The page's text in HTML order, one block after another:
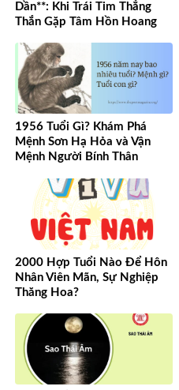
Dần**: Khi Trái Tim Thẳng
Thắn Gặp Tâm Hồn Hoang
1956 Tuổi Gì? Khám Phá
Mệnh Sơn Hạ Hỏa và Vận
Mệnh Người Bính Thân
2000 Hợp Tuổi Nào Để Hôn
Nhân Viên Mãn, Sự Nghiệp
Thăng Hoa?